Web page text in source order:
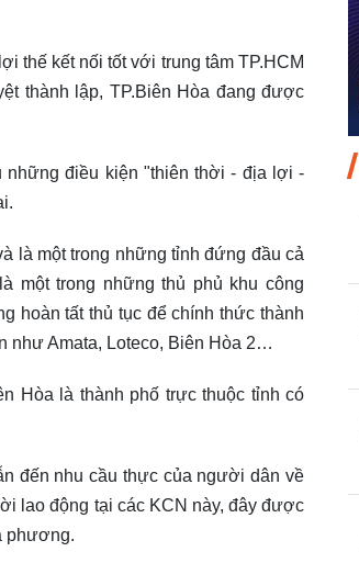
thế kết nối tốt với trung tâm TP.HCM
thành lập, TP.Biên Hòa đang được
những điều kiện "thiên thời - địa lợi -
là một trong những tỉnh đứng đầu cả
một trong những thủ phủ khu công
hoàn tất thủ tục để chính thức thành
như Amata, Loteco, Biên Hòa 2…
Hòa là thành phố trực thuộc tỉnh có
đến nhu cầu thực của người dân về
lao động tại các KCN này, đây được
phương.